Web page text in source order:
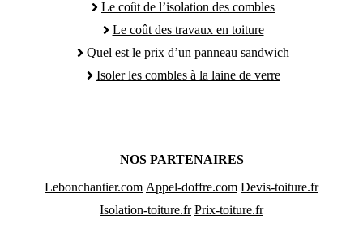
Le coût de l’isolation des combles
Le coût des travaux en toiture
Quel est le prix d’un panneau sandwich
Isoler les combles à la laine de verre
NOS PARTENAIRES
Lebonchantier.com Appel-doffre.com Devis-toiture.fr
Isolation-toiture.fr Prix-toiture.fr